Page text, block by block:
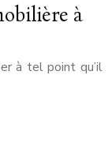
à
à tel point qu’il